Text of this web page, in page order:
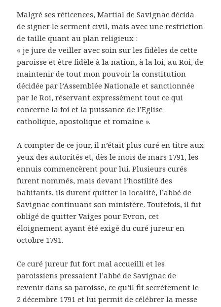
Malgré ses réticences, Martial de Savignac décida
de signer le serment civil, mais avec une restriction
de taille quant au plan religieux :
« je jure de veiller avec soin sur les fidèles de cette
paroisse et être fidèle à la nation, à la loi, au Roi, de
maintenir de tout mon pouvoir la constitution
décidée par l’Assemblée Nationale et sanctionnée
par le Roi, réservant expressément tout ce qui
concerne la foi et la puissance de l’Eglise
catholique, apostolique et romaine ».
A compter de ce jour, il n’était plus curé en titre aux
yeux des autorités et, dès le mois de mars 1791, les
ennuis commencèrent pour lui. Plusieurs curés
furent nommés, mais devant l’hostilité des
habitants, ils durent quitter la localité, l’abbé de
Savignac continuant son ministère. Toutefois, il fut
obligé de quitter Vaiges pour Evron, cet
éloignement ayant été exigé du curé jureur en
octobre 1791.
Ce curé jureur fut fort mal accueilli et les
paroissiens pressaient l’abbé de Savignac de
revenir dans sa paroisse, ce qu’il fit secrètement le
2 décembre 1791 et lui permit de célébrer la messe